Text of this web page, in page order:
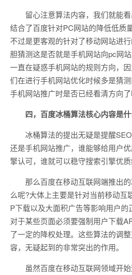
留心注意算法内容，我们就能
结合了百度针对PC网站的降低低质
不过是更客观的针对了移动网站进
胆猜测这是否就是手机网站向pc网
一直在疑惑手机网站的规则方向，
们在进行手机网站优化时候多是猜
手机网站推广时是否已经看清方向
四，百度冰桶算法核心内容是什
冰桶算法的提出无疑是提醒
还是手机网站推广，谁能够给用户
擎认可，谁就可以稳守搜索引擎优质
那么百度在移动互联网端推出
么呢?大体上主要是针对当前移动互
P下载以及大面积广告等影响用户
对于某些页面必须要强制用户下载
了一定的降权处理。这些算法的调
容，无疑起到的非常突出的作用。
虽然百度在移动互联网领域开